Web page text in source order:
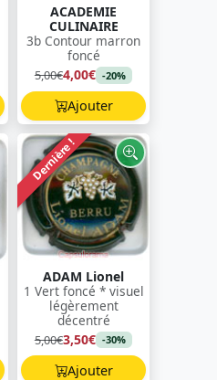
ACADEMIE
CULINAIRE
3b Contour marron
foncé
5,00€4,00€ -20%
Ajouter
Dernière !
ADAM Lionel
1 Vert foncé * visuel
légèrement
décentré
5,00€3,50€ -30%
Ajouter